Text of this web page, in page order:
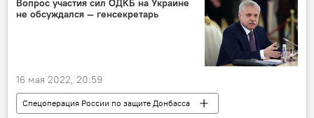
Вопрос участия сил ОДКБ на Украине
не обсуждался — генсекретарь
16 мая 2022, 20:59
Спецоперация России по защите Донбасса